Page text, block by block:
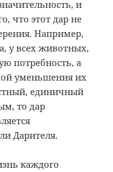
и
что этот дар не
Например,
у всех животных,
потребность, а
уменьшения их
единичный
то дар
Дарителя.
каждого